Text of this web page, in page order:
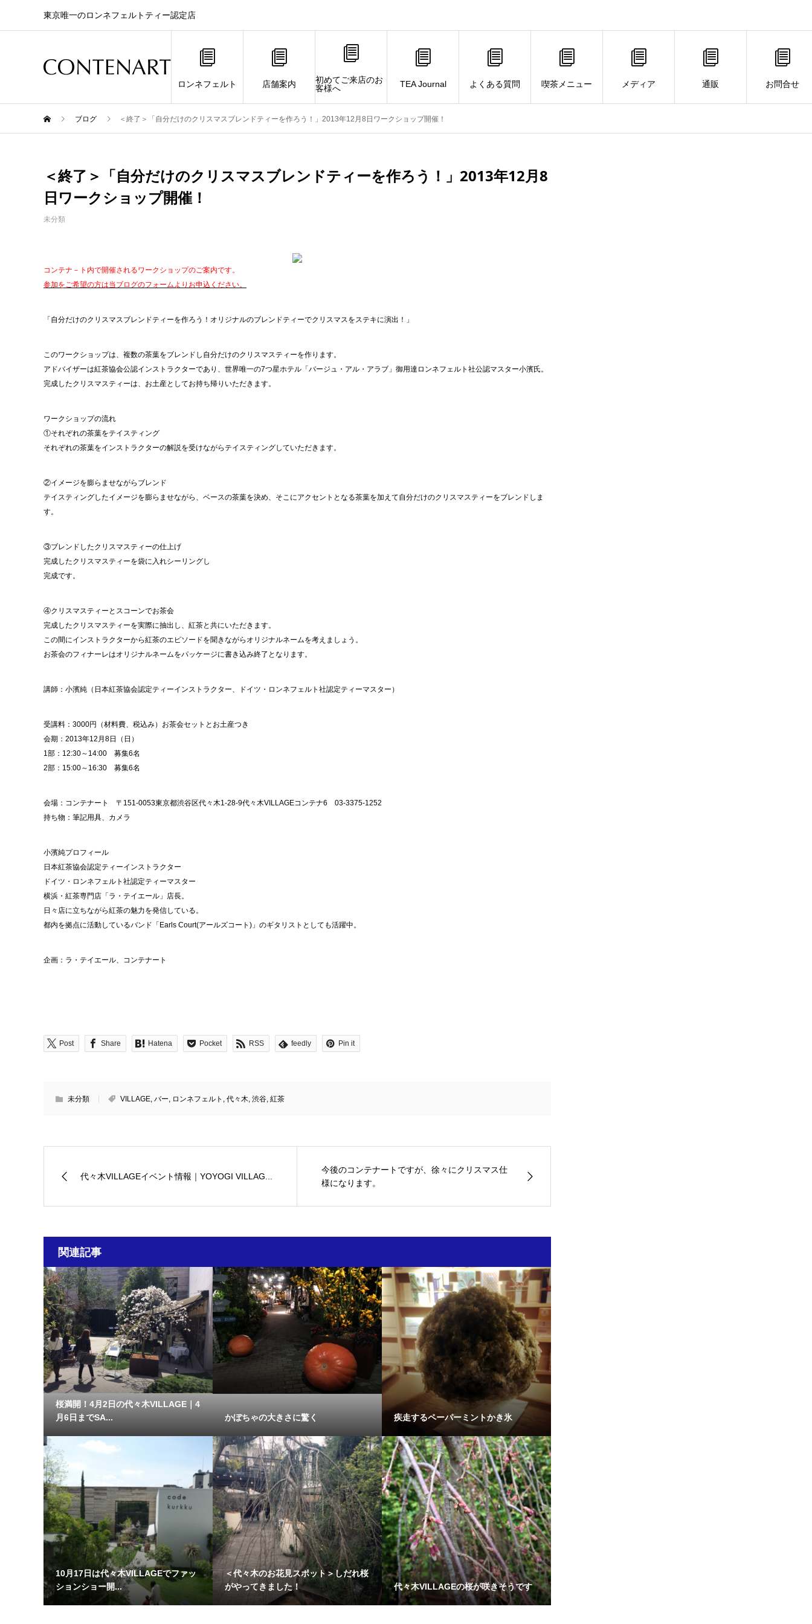
東京唯一のロンネフェルトティー認定店
ロンネフェルト 店舗案内
初めてご来店のお
客様へ
TEA Journal よくある質問 喫茶メニュー メディア 通販 お問合せ
ブログ ＜終了＞「自分だけのクリスマスブレンドティーを作ろう！」2013年12月8日ワークショップ開催！
＜終了＞「自分だけのクリスマスブレンドティーを作ろう！」2013年12月8
日ワークショップ開催！
未分類
コンテナ－ト内で開催されるワークショップのご案内です。
参加をご希望の方は当ブログのフォームよりお申込ください。
「自分だけのクリスマスブレンドティーを作ろう！オリジナルのブレンドティーでクリスマスをステキに演出！」
このワークショップは、複数の茶葉をブレンドし自分だけのクリスマスティーを作ります。
アドバイザーは紅茶協会公認インストラクターであり、世界唯一の7つ星ホテル「バージュ・アル・アラブ」御用達ロンネフェルト社公認マスター小濱氏。
完成したクリスマスティーは、お土産としてお持ち帰りいただきます。
ワークショップの流れ
①それぞれの茶葉をテイスティング
それぞれの茶葉をインストラクターの解説を受けながらテイスティングしていただきます。
②イメージを膨らませながらブレンド
テイスティングしたイメージを膨らませながら、ベースの茶葉を決め、そこにアクセントとなる茶葉を加えて自分だけのクリスマスティーをブレンドしま
す。
③ブレンドしたクリスマスティーの仕上げ
完成したクリスマスティーを袋に入れシーリングし
完成です。
④クリスマスティーとスコーンでお茶会
完成したクリスマスティーを実際に抽出し、紅茶と共にいただきます。
この間にインストラクターから紅茶のエピソードを聞きながらオリジナルネームを考えましょう。
お茶会のフィナーレはオリジナルネームをパッケージに書き込み終了となります。
講師：小濱純（日本紅茶協会認定ティーインストラクター、ドイツ・ロンネフェルト社認定ティーマスター）
受講料：3000円（材料費、税込み）お茶会セットとお土産つき
会期：2013年12月8日（日）
1部：12:30～14:00 募集6名
2部：15:00～16:30 募集6名
会場：コンテナート 〒151-0053東京都渋谷区代々木1-28-9代々木VILLAGEコンテナ6 03-3375-1252
持ち物：筆記用具、カメラ
小濱純プロフィール
日本紅茶協会認定ティーインストラクター
ドイツ・ロンネフェルト社認定ティーマスター
横浜・紅茶専門店「ラ・テイエール」店長。
日々店に立ちながら紅茶の魅力を発信している。
都内を拠点に活動しているバンド「Earls Court(アールズコート)」のギタリストとしても活躍中。
企画：ラ・テイエール、コンテナート
Post Share Hatena Pocket RSS feedly Pin it
未分類 VILLAGE, バー, ロンネフェルト , 代々木, 渋谷, 紅茶
代々木VILLAGEイベント情報｜YOYOGI VILLAG...
今後のコンテナートですが、徐々にクリスマス仕
様になります。
関連記事
桜満開！4月2日の代々木VILLAGE｜4
月6日までSA...
かぼちゃの大きさに驚く 疾走するペーパーミントかき氷
10月17日は代々木VILLAGEでファッ
ションショー開...
＜代々木のお花見スポット＞しだれ桜
がやってきました！
代々木VILLAGEの桜が咲きそうです